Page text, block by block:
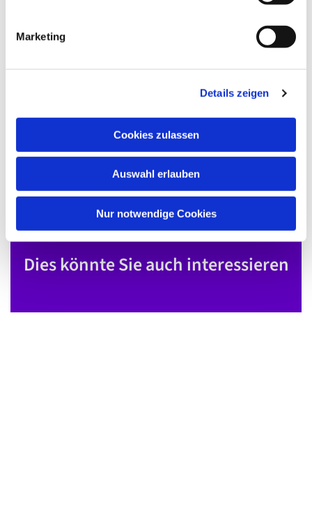
Marketing
Details zeigen
Cookies zulassen
Auswahl erlauben
Nur notwendige Cookies
Dies könnte Sie auch interessieren